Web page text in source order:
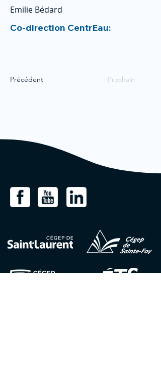
Emilie Bédard
Co-direction CentrEau:
Précédent Prochain